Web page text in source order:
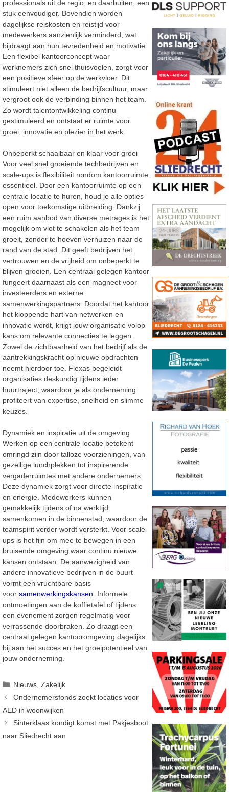
professionals uit de regio, en daarbuiten, een
stuk eenvoudiger. Bovendien worden
dagelijkse reiskosten en reistijd voor
medewerkers aanzienlijk verminderd, wat
bijdraagt aan hun tevredenheid en motivatie.
Een flexibel kantoorconcept waar
werknemers zich snel thuisvoelen, zorgt voor
een positieve sfeer op de werkvloer. Dit
stimuleert niet alleen de bedrijfscultuur, maar
vergroot ook de verbinding binnen het team.
Zo wordt talentontwikkeling continu
gestimuleerd en ontstaat er ruimte voor
groei, innovatie en plezier in het werk.
Onbeperkt schaalbaar en klaar voor groei
Voor veel snel groeiende techbedrijven en
scale-ups is flexibiliteit rondom kantoorruimte
essentieel. Door een kantoorruimte op een
centrale locatie te huren, houd je alle opties
open voor toekomstige uitbreiding. Dankzij
een ruim aanbod van diverse metrages is het
mogelijk om vlot te schakelen als het team
groeit, zonder te hoeven verhuizen naar de
rand van de stad. Dit geeft bedrijven het
vertrouwen en de vrijheid om onbeperkt te
blijven groeien. Een centraal gelegen kantoor
fungeert daarnaast als een magneet voor
investeerders en externe
samenwerkingspartners. Doordat het kantoor
het kloppende hart van netwerken en
innovatie wordt, krijgt jouw organisatie volop
kans om relevante connecties te leggen.
Zowel de zichtbaarheid van het bedrijf als de
aantrekkingskracht op nieuwe opdrachten
neemt hierdoor toe. Flexas begeleidt
organisaties deskundig tijdens ieder
huurtraject, waardoor je als onderneming
profiteert van expertise, snelheid en slimme
keuzes.
Dynamiek en inspiratie uit de omgeving
Werken op een centrale locatie betekent
omringd zijn door talloze voorzieningen, van
gezellige lunchplekken tot inspirerende
vergaderruimtes met andere ondernemers.
Deze dynamiek zorgt voor directe inspiratie
en energie. Medewerkers kunnen
gemakkelijk tijdens of na werktijd
samenkomen in de binnenstad, waardoor de
teamspirit verder wordt versterkt. Voor scale-
ups is het fijn om mee te bewegen in een
bruisende omgeving waar continu nieuwe
kansen ontstaan. De aanwezigheid van
andere innovatieve bedrijven in de buurt
vormt een vruchtbare basis
voor samenwerkingskansen. Informele
ontmoetingen aan de koffietafel of tijdens
een evenement zorgen regelmatig voor
verrassende doorbraken. Zo draagt een
centraal gelegen kantooromgeving dagelijks
bij aan het succes en het groeipotentieel van
jouw onderneming.
Categorieën
Nieuws,Zakelijk
Ondernemersfonds zoekt locaties voor
AED in woonwijken
Sinterklaas kondigt komst met Pakjesboot
naar Sliedrecht aan